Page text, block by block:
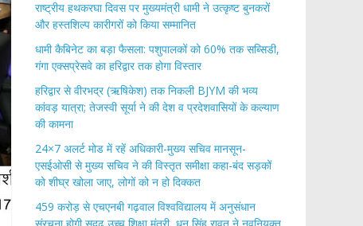
राष्ट्रीय हथकरघा दिवस पर मुख्यमंत्री धामी ने उत्कृष्ट बुनकरों
और हस्तशिल्प कारीगरों को किया सम्मानित
​धामी कैबिनेट का बड़ा फैसला: पशुपालकों को 60% तक सब्सिडी,
गंगा एक्सप्रेसवे का हरिद्वार तक होगा विस्तार
​हरिद्वार से वीरभद्र (ऋषिकेश) तक निकली BJYM की भव्य
कांवड़ यात्रा; तेजस्वी सूर्या ने की देश व प्रदेशवासियों के कल्याण
की कामना
24×7 अलर्ट मोड में रहें अधिकारी-मुख्य सचिव मानसून-
एसईओसी से मुख्य सचिव ने की विस्तृत समीक्षा कहा-बंद सड़कों
को शीघ्र खोला जाए, लोगों को न हो दिक्कत
459 करोड़ से एचएनबी गढ़वाल विश्वविद्यालय में अनुसंधान